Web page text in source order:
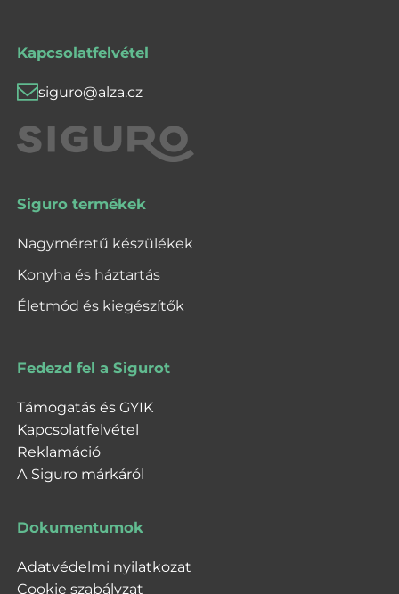
Kapcsolatfelvétel
siguro@alza.cz
Siguro termékek
Nagyméretű készülékek
Konyha és háztartás
Életmód és kiegészítők
Fedezd fel a Sigurot
Támogatás és GYIK
Kapcsolatfelvétel
Reklamáció
A Siguro márkáról
Dokumentumok
Adatvédelmi nyilatkozat
Cookie szabályzat